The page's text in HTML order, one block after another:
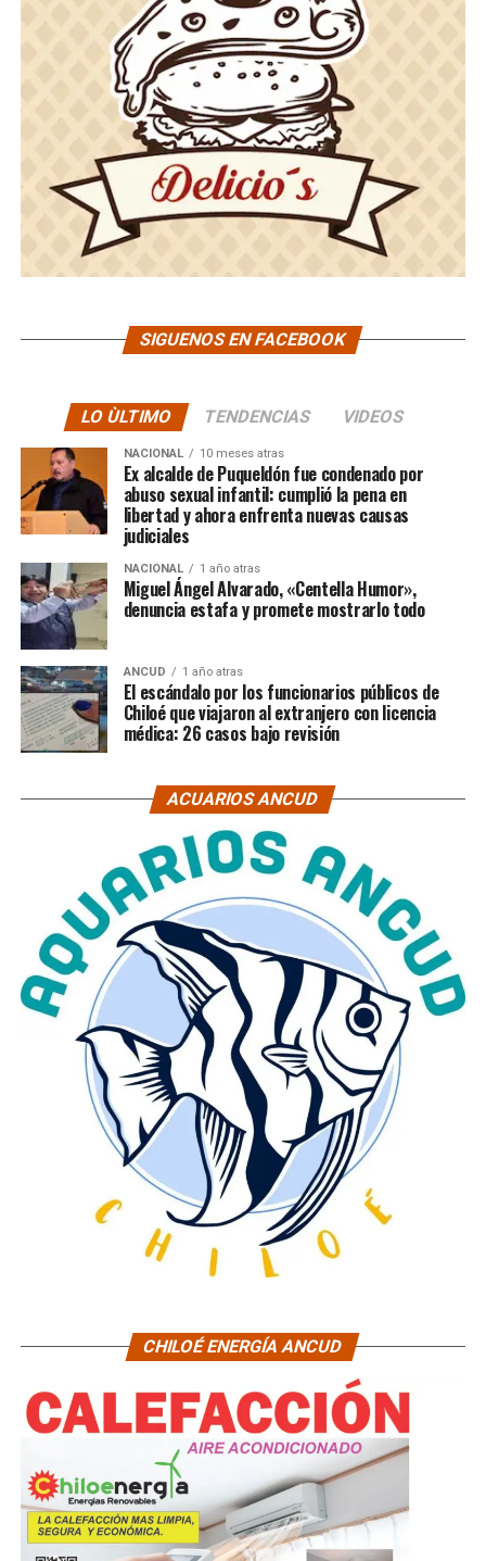
SIGUENOS EN FACEBOOK
LO ÙLTIMO TENDENCIAS VIDEOS
NACIONAL 10 meses atras
Ex alcalde de Puqueldón fue condenado por
abuso sexual infantil: cumplió la pena en
libertad y ahora enfrenta nuevas causas
judiciales
NACIONAL 1 año atras
Miguel Ángel Alvarado, «Centella Humor»,
denuncia estafa y promete mostrarlo todo
ANCUD 1 año atras
El escándalo por los funcionarios públicos de
Chiloé que viajaron al extranjero con licencia
médica: 26 casos bajo revisión
ACUARIOS ANCUD
CHILOÉ ENERGÍA ANCUD